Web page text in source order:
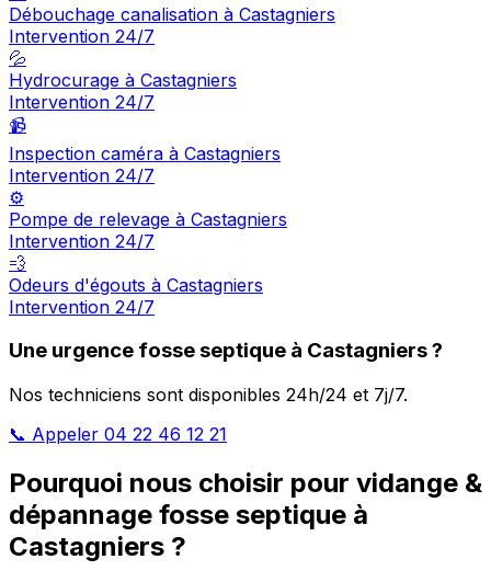
Débouchage canalisation à Castagniers
Intervention 24/7
💦
Hydrocurage à Castagniers
Intervention 24/7
📹
Inspection caméra à Castagniers
Intervention 24/7
⚙️
Pompe de relevage à Castagniers
Intervention 24/7
💨
Odeurs d'égouts à Castagniers
Intervention 24/7
Une urgence fosse septique à Castagniers ?
Nos techniciens sont disponibles 24h/24 et 7j/7.
📞 Appeler 04 22 46 12 21
Pourquoi nous choisir pour vidange &
dépannage fosse septique à
Castagniers ?